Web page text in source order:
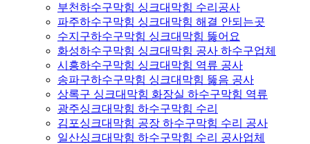
부천하수구막힘 싱크대막힘 수리공사
파주하수구막힘 싱크대막힘 해결 안되는곳
수지구하수구막힘 싱크대막힘 뚫어요
화성하수구막힘 싱크대막힘 공사 하수구업체
시흥하수구막힘 싱크대막힘 역류 공사
송파구하수구막힘 싱크대막힘 뚫음 공사
상록구 싱크대막힘 화장실 하수구막힘 역류
광주싱크대막힘 하수구막힘 수리
김포싱크대막힘 공장 하수구막힘 수리 공사
일산싱크대막힘 하수구막힘 수리 공사업체